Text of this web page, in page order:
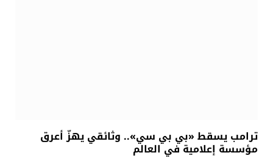
ترامب يسقط «بي بي سي».. وثائقي يهزّ أعرق
مؤسسة إعلامية في العالم